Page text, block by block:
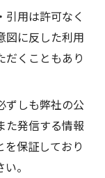
用は許可なく
図に反した利用
だくこともあり
ずしも弊社の公
た発信する情報
保証しており
。